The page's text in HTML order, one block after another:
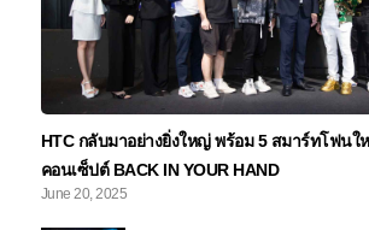
HTC กลับมาอย่างยิ่งใหญ่ พร้อม 5 สมาร์ทโฟนใ
คอนเซ็ปต์ BACK IN YOUR HAND
June 20, 2025